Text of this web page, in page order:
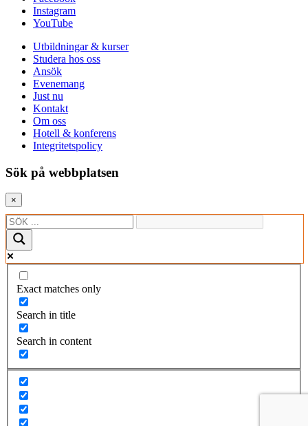
Instagram
YouTube
Utbildningar & kurser
Studera hos oss
Ansök
Evenemang
Just nu
Kontakt
Om oss
Hotell & konferens
Integritetspolicy
Sök på webbplatsen
×
Exact matches only
Search in title
Search in content